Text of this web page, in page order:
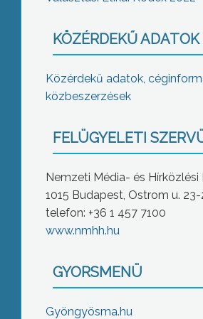
KÖZÉRDEKŰ ADATOK
Közérdekű adatok,
közbeszerzések
FELÜGYELETI
Nemzeti Média- és Hírközlési
1015 Budapest, Ostrom u. 23-
telefon: +36 1 457 7100
www.nmhh.hu
GYORSMENÜ
Gyöngyösma.hu